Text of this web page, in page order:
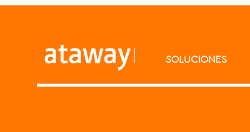
SOLUCIONES